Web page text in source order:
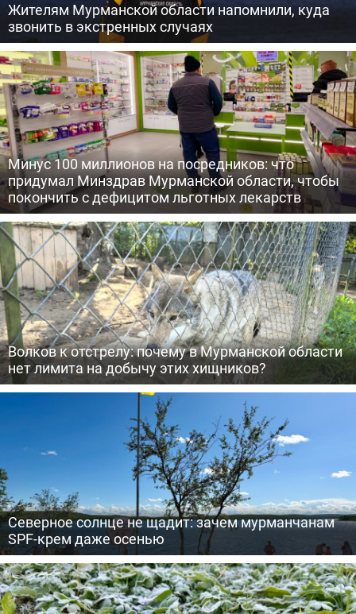
Жителям Мурманской области напомнили, куда
звонить в экстренных случаях
Минус 100 миллионов на посредников: что
придумал Минздрав Мурманской области, чтобы
покончить с дефицитом льготных лекарств
Волков к отстрелу: почему в Мурманской области
нет лимита на добычу этих хищников?
Северное солнце не щадит: зачем мурманчанам
SPF-крем даже осенью